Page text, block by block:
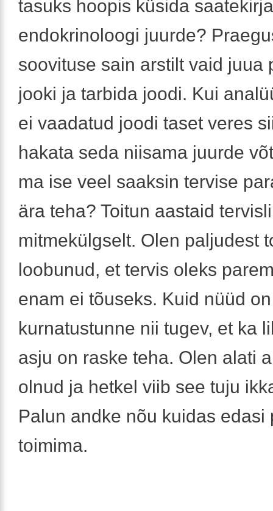
tasuks hoopis küsida saatekirja
endokrinoloogi juurde?
soovituse sain arstilt vaid juua
jooki ja tarbida joodi. Kui
ei vaadatud joodi taset veres
hakata seda niisama juurde
ma ise veel saaksin tervise
ära teha? Toitun aastaid
mitmekülgselt. Olen paljudest
loobunud, et tervis oleks
enam ei tõuseks. Kuid nüüd on
kurnatustunne nii tugev, et ka
asju on raske teha. Olen alati
olnud ja hetkel viib see tuju
Palun andke nõu kuidas edasi
toimima.